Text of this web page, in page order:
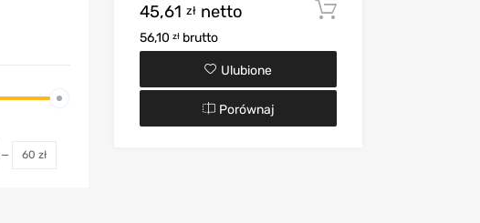
45,61 zł netto
56,10 zł brutto
Ulubione
Porównaj
— 60 zł